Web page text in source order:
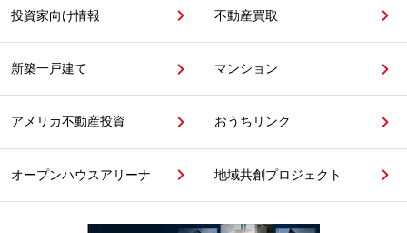
投資家向け情報 不動産買取
新築一戸建て マンション
アメリカ不動産投資 おうちリンク
オープンハウスアリーナ 地域共創プロジェクト